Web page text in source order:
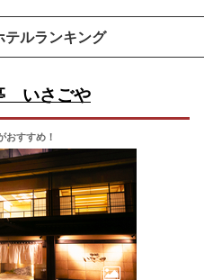
テルランキング
いさごや
おすすめ！